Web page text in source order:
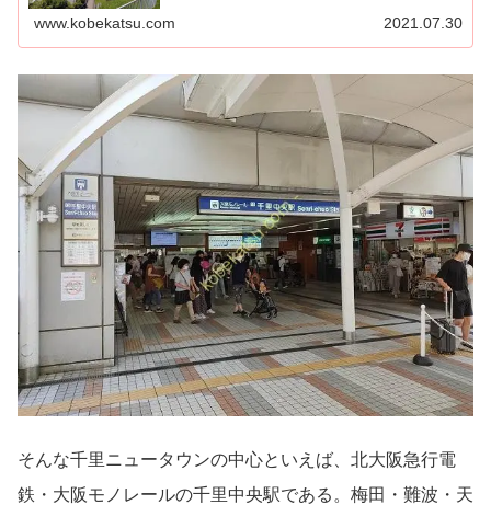
www.kobekatsu.com 2021.07.30
そんな千里ニュータウンの中心といえば、北大阪急行電
鉄・大阪モノレールの千里中央駅である。梅田・難波・天